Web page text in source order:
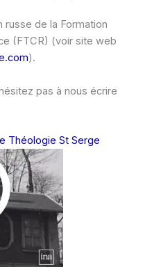
russe de la Formation
(FTCR) (voir site web
).
pas à nous écrire
Théologie St Serge